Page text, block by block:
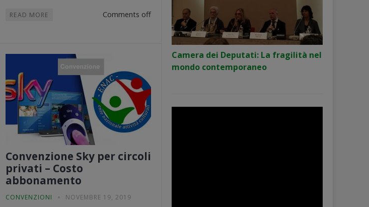
READ MORE Comments off
Convenzione Sky per circoli
privati – Costo
abbonamento
CONVENZIONI NOVEMBRE 19, 2019
Camera dei Deputati: La fragilità nel
mondo contemporaneo